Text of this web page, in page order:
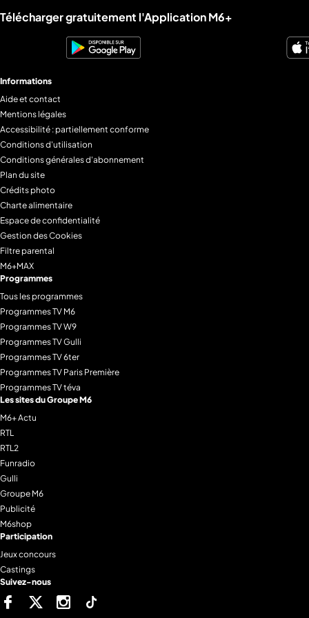
Liens utiles M6+.
Télécharger gratuitement l'Application M6+
Informations
Aide et contact
Mentions légales
Accessibilité : partiellement conforme
Conditions d'utilisation
Conditions générales d'abonnement
Plan du site
Crédits photo
Charte alimentaire
Espace de confidentialité
Gestion des Cookies
Filtre parental
M6+MAX
Programmes
Tous les programmes
Programmes TV M6
Programmes TV W9
Programmes TV Gulli
Programmes TV 6ter
Programmes TV Paris Première
Programmes TV téva
Les sites du Groupe M6
M6+ Actu
RTL
RTL2
Funradio
Gulli
Groupe M6
Publicité
M6shop
Participation
Jeux concours
Castings
Suivez-nous
FacebookTwitter Instagram